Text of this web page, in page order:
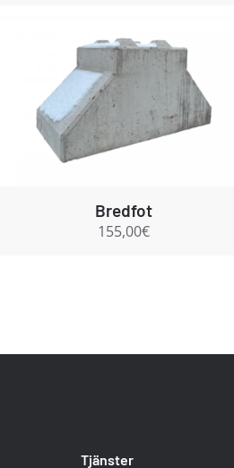
Bredfot
155,00€
Tjänster